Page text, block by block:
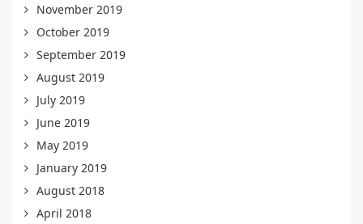
November 2019
October 2019
September 2019
August 2019
July 2019
June 2019
May 2019
January 2019
August 2018
April 2018